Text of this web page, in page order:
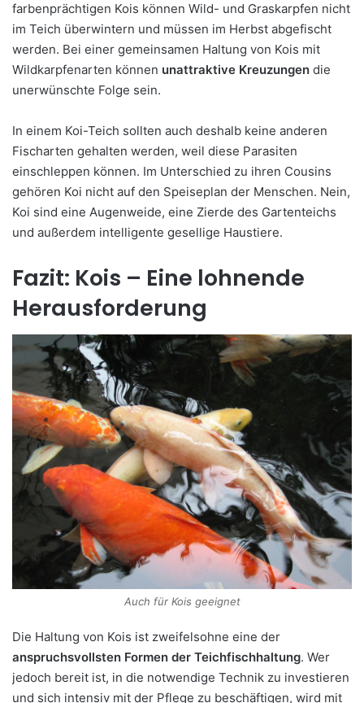
farbenprächtigen Kois können Wild- und Graskarpfen nicht
im Teich überwintern und müssen im Herbst abgefischt
werden. Bei einer gemeinsamen Haltung von Kois mit
Wildkarpfenarten können unattraktive Kreuzungen die
unerwünschte Folge sein.
In einem Koi-Teich sollten auch deshalb keine anderen
Fischarten gehalten werden, weil diese Parasiten
einschleppen können. Im Unterschied zu ihren Cousins
gehören Koi nicht auf den Speiseplan der Menschen. Nein,
Koi sind eine Augenweide, eine Zierde des Gartenteichs
und außerdem intelligente gesellige Haustiere.
Fazit: Kois – Eine lohnende
Herausforderung
Auch für Kois geeignet
Die Haltung von Kois ist zweifelsohne eine der
anspruchsvollsten Formen der Teichfischhaltung. Wer
jedoch bereit ist, in die notwendige Technik zu investieren
und sich intensiv mit der Pflege zu beschäftigen, wird mit